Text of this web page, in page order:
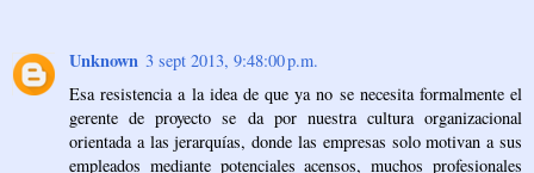
Unknown 3 sept 2013, 9:48:00 p.m.
Esa resistencia a la idea de que ya no se necesita formalmente el
gerente de proyecto se da por nuestra cultura organizacional
orientada a las jerarquías, donde las empresas solo motivan a sus
empleados mediante potenciales acensos, muchos profesionales